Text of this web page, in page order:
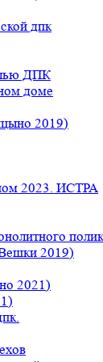
дпк
ДПК
доме
2019)
2023. ИСТРА
2019)
2021)